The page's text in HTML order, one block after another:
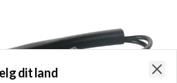
dit land